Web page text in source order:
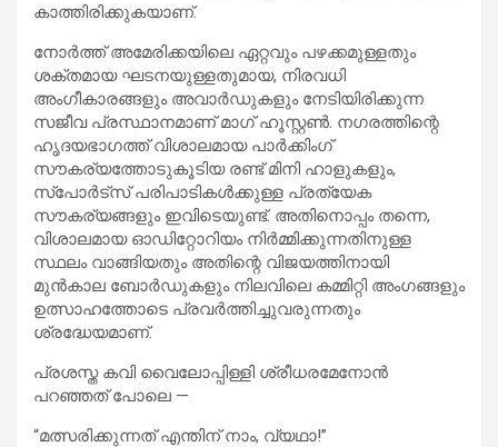
കാത്തിരിക്കുകയാണ്.
നോർത്ത് അമേരിക്കയിലെ ഏറ്റവും പഴക്കമുള്ളതും
ശക്തമായ ഘടനയുള്ളതുമായ, നിരവധി
അംഗീകാരങ്ങളും അവാർഡുകളും നേടിയിരിക്കുന്ന
സജീവ പ്രസ്ഥാനമാണ് മാഗ് ഹൂസ്റ്റൺ. നഗരത്തിന്റെ
ഹൃദയഭാഗത്ത് വിശാലമായ പാർക്കിംഗ്
സൗകര്യത്തോടുകൂടിയ രണ്ട് മിനി ഹാളുകളും,
സ്പോർട്സ് പരിപാടികൾക്കുള്ള പ്രത്യേക
സൗകര്യങ്ങളും ഇവിടെയുണ്ട്. അതിനൊപ്പം തന്നെ,
വിശാലമായ ഓഡിറ്റോറിയം നിർമ്മിക്കുന്നതിനുള്ള
സ്ഥലം വാങ്ങിയതും അതിന്റെ വിജയത്തിനായി
മുൻകാല ബോർഡുകളും നിലവിലെ കമ്മിറ്റി അംഗങ്ങളും
ഉത്സാഹത്തോടെ പ്രവർത്തിച്ചുവരുന്നതും
ശ്രദ്ധേയമാണ്.
പ്രശസ്ത കവി വൈലോപ്പിള്ളി ശ്രീധരമേനോൻ
പറഞ്ഞത് പോലെ —
“മത്സരിക്കുന്നത് എന്തിന് നാം, വ്യഥാ!”